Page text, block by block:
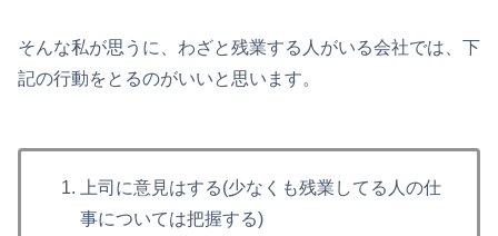
そんな私が思うに、わざと残業する人がいる会社では、下
記の行動をとるのがいいと思います。
上司に意見はする(少なくも残業してる人の仕
事については把握する)